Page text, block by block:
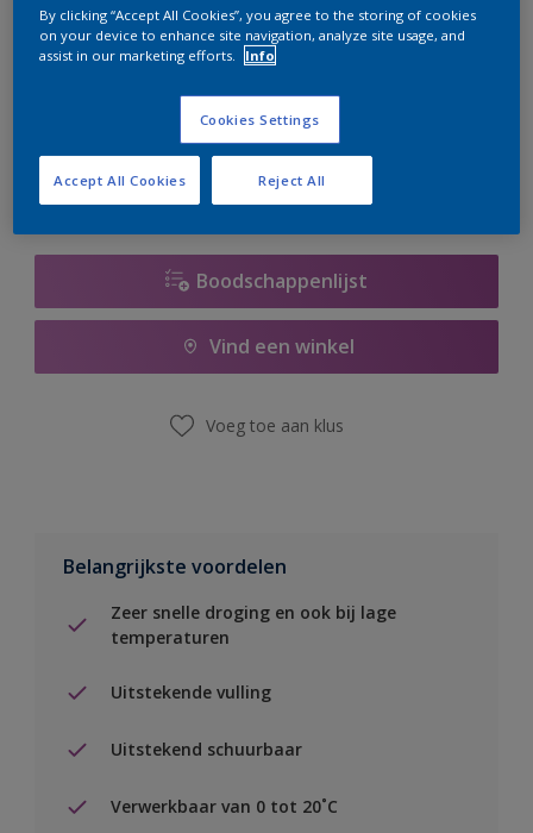
te bestellen. Houd de website in de gaten, we werken
er hard aan om de voorraad aan te vullen.
Boodschappenlijst
Vind een winkel
Voeg toe aan klus
Belangrijkste voordelen
Zeer snelle droging en ook bij lage
temperaturen
Uitstekende vulling
Uitstekend schuurbaar
Verwerkbaar van 0 tot 20˚C
By clicking “Accept All Cookies”, you agree to the storing of cookies
on your device to enhance site navigation, analyze site usage, and
assist in our marketing efforts.
Info
Cookies Settings
Reject All
Accept All Cookies